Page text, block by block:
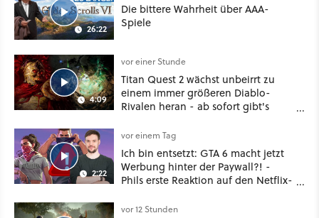
26:22
Die bittere Wahrheit über AAA-
Spiele
4:09
vor einer Stunde
Titan Quest 2 wächst unbeirrt zu
einem immer größeren Diablo-
Rivalen heran - ab sofort gibt's
Klasse
2:22
vor einem Tag
Ich bin entsetzt: GTA 6 macht jetzt
Werbung hinter der Paywall?! -
Phils erste Reaktion auf den Netflix-
vor 12 Stunden